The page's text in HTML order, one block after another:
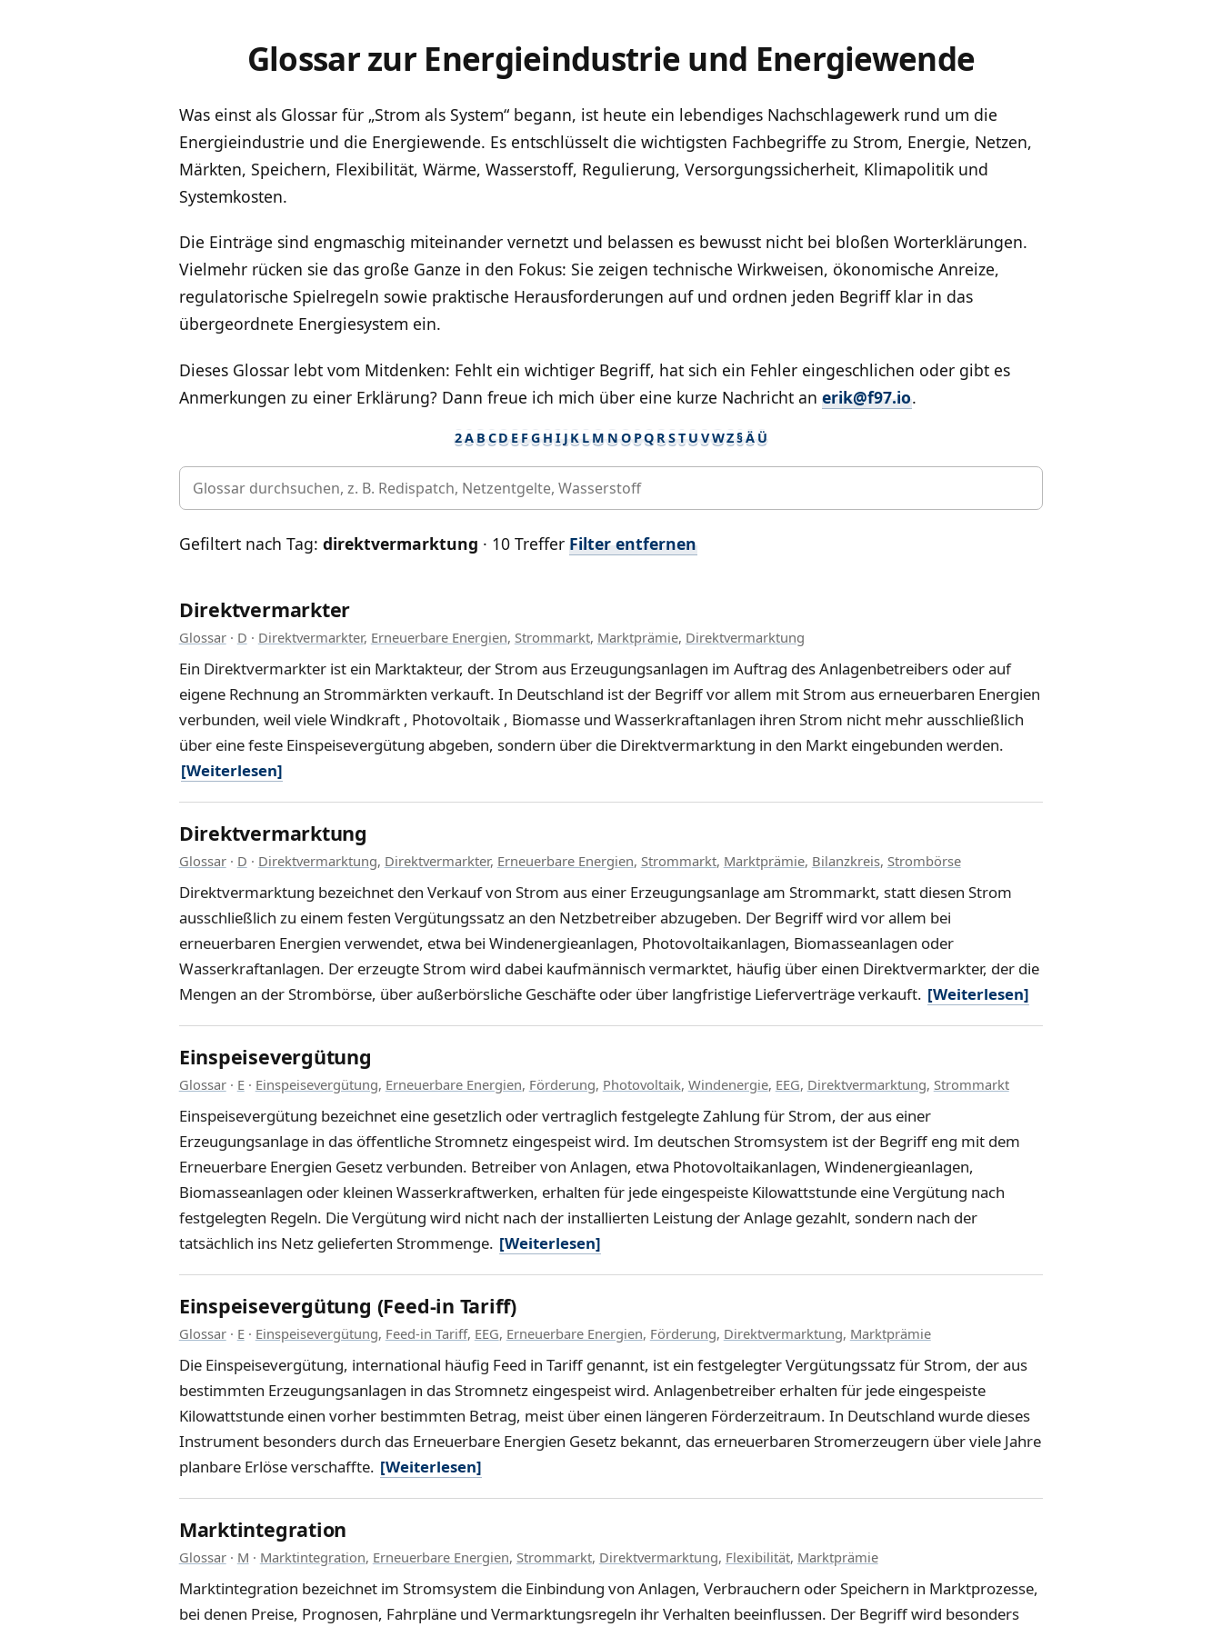
Glossar zur Energieindustrie und Energiewende
Was einst als Glossar für „Strom als System“ begann, ist heute ein lebendiges Nachschlagewerk rund um die
Energieindustrie und die Energiewende. Es entschlüsselt die wichtigsten Fachbegriffe zu Strom, Energie, Netzen,
Märkten, Speichern, Flexibilität, Wärme, Wasserstoff, Regulierung, Versorgungssicherheit, Klimapolitik und
Systemkosten.
Die Einträge sind engmaschig miteinander vernetzt und belassen es bewusst nicht bei bloßen Worterklärungen.
Vielmehr rücken sie das große Ganze in den Fokus: Sie zeigen technische Wirkweisen, ökonomische Anreize,
regulatorische Spielregeln sowie praktische Herausforderungen auf und ordnen jeden Begriff klar in das
übergeordnete Energiesystem ein.
Dieses Glossar lebt vom Mitdenken: Fehlt ein wichtiger Begriff, hat sich ein Fehler eingeschlichen oder gibt es
Anmerkungen zu einer Erklärung? Dann freue ich mich über eine kurze Nachricht an erik@f97.io.
2A B CD E FG H I J K L M N O PQ RST U VWZ§Ä Ü
Gefiltert nach Tag: direktvermarktung · 10 Treffer Filter entfernen
Direktvermarkter
Glossar· D · Direktvermarkter, Erneuerbare Energien, Strommarkt, Marktprämie, Direktvermarktung
Ein Direktvermarkter ist ein Marktakteur, der Strom aus Erzeugungsanlagen im Auftrag des Anlagenbetreibers oder auf
eigene Rechnung an Strommärkten verkauft. In Deutschland ist der Begriff vor allem mit Strom aus erneuerbaren Energien
verbunden, weil viele Windkraft , Photovoltaik , Biomasse und Wasserkraftanlagen ihren Strom nicht mehr ausschließlich
über eine feste Einspeisevergütung abgeben, sondern über die Direktvermarktung in den Markt eingebunden werden.
[Weiterlesen]
Direktvermarktung
Glossar· D · Direktvermarktung, Direktvermarkter, Erneuerbare Energien, Strommarkt, Marktprämie, Bilanzkreis, Strombörse
Direktvermarktung bezeichnet den Verkauf von Strom aus einer Erzeugungsanlage am Strommarkt, statt diesen Strom
ausschließlich zu einem festen Vergütungssatz an den Netzbetreiber abzugeben. Der Begriff wird vor allem bei
erneuerbaren Energien verwendet, etwa bei Windenergieanlagen, Photovoltaikanlagen, Biomasseanlagen oder
Wasserkraftanlagen. Der erzeugte Strom wird dabei kaufmännisch vermarktet, häufig über einen Direktvermarkter, der die
Mengen an der Strombörse, über außerbörsliche Geschäfte oder über langfristige Lieferverträge verkauft. [Weiterlesen]
Einspeisevergütung
Glossar· E· Einspeisevergütung, Erneuerbare Energien, Förderung, Photovoltaik, Windenergie, EEG, Direktvermarktung, Strommarkt
Einspeisevergütung bezeichnet eine gesetzlich oder vertraglich festgelegte Zahlung für Strom, der aus einer
Erzeugungsanlage in das öffentliche Stromnetz eingespeist wird. Im deutschen Stromsystem ist der Begriff eng mit dem
Erneuerbare Energien Gesetz verbunden. Betreiber von Anlagen, etwa Photovoltaikanlagen, Windenergieanlagen,
Biomasseanlagen oder kleinen Wasserkraftwerken, erhalten für jede eingespeiste Kilowattstunde eine Vergütung nach
festgelegten Regeln. Die Vergütung wird nicht nach der installierten Leistung der Anlage gezahlt, sondern nach der
tatsächlich ins Netz gelieferten Strommenge. [Weiterlesen]
Einspeisevergütung (Feed-in Tariff)
Glossar· E· Einspeisevergütung, Feed-in Tariff, EEG, Erneuerbare Energien, Förderung, Direktvermarktung, Marktprämie
Die Einspeisevergütung, international häufig Feed in Tariff genannt, ist ein festgelegter Vergütungssatz für Strom, der aus
bestimmten Erzeugungsanlagen in das Stromnetz eingespeist wird. Anlagenbetreiber erhalten für jede eingespeiste
Kilowattstunde einen vorher bestimmten Betrag, meist über einen längeren Förderzeitraum. In Deutschland wurde dieses
Instrument besonders durch das Erneuerbare Energien Gesetz bekannt, das erneuerbaren Stromerzeugern über viele Jahre
planbare Erlöse verschaffte. [Weiterlesen]
Marktintegration
Glossar· M · Marktintegration, Erneuerbare Energien, Strommarkt, Direktvermarktung, Flexibilität, Marktprämie
Marktintegration bezeichnet im Stromsystem die Einbindung von Anlagen, Verbrauchern oder Speichern in Marktprozesse,
bei denen Preise, Prognosen, Fahrpläne und Vermarktungsregeln ihr Verhalten beeinflussen. Der Begriff wird besonders